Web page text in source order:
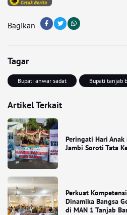
Bagikan
Tagar
Bupati anwar sadat Bupati tanjab
Artikel Terkait
Peringati Hari Anak
Jambi Soroti Tata
Perkuat
Dinamika Bangsa
di MAN 1 Tanjab